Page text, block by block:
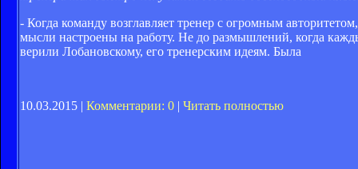
- Когда команду возглавляет тренер с огромным
мысли настроены на работу. Не до размышлений, когда
верили Лобановскому, его тренерским идеям. Была
10.03.2015 | Комментарии: 0 | Читать полностью